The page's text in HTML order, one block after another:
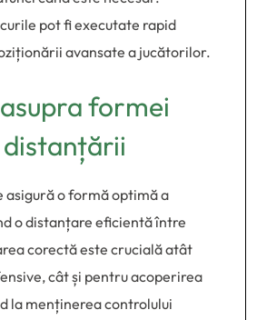
pot fi executate rapid
avansate a jucătorilor.
formei
distanțării
o formă optimă a
o distanțare eficientă între
corectă este crucială atât
cât și pentru acoperirea
la menținerea controlului